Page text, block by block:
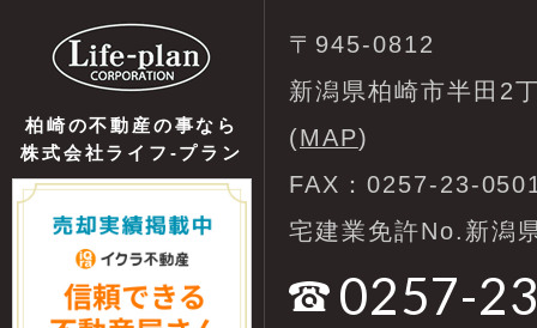
柏崎の不動産の事なら
株式会社ライフ-プラン
〒945-0812
新潟県柏崎市半田2
(MAP)
FAX：0257-23-
宅建業免許No.新潟
0257-